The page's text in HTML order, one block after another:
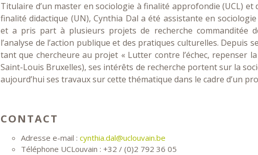
Titulaire d’un master en sociologie à finalité approfondie (UCL) et
finalité didactique (UN), Cynthia Dal a été assistante en
et a pris part à plusieurs projets de recherche commanditée
l’analyse de l’action publique et des pratiques culturelles. Depuis
tant que chercheure au projet « Lutter contre l’échec, repenser
Saint-Louis Bruxelles), ses intérêts de recherche portent sur la
aujourd’hui ses travaux sur cette thématique dans le cadre d’un
CONTACT
Adresse e-mail : cynthia.dal@uclouvain.be
Téléphone UCLouvain : +32 / (0)2 792 36 05